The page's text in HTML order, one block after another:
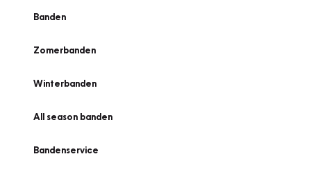
Banden
Zomerbanden
Winterbanden
All season banden
Bandenservice